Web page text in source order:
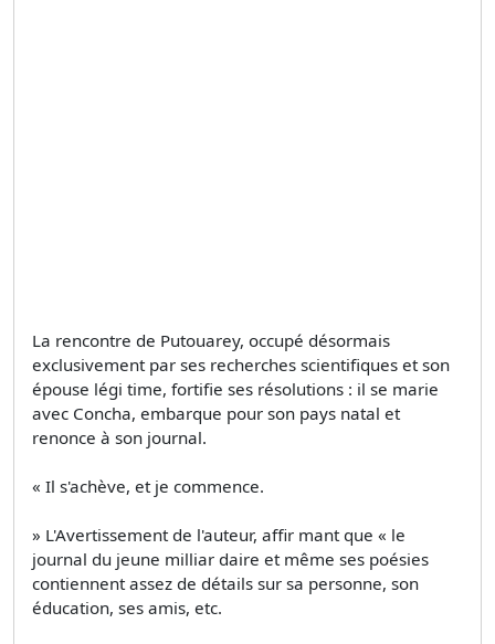
La rencontre de Putouarey, occupé désormais
exclusivement par ses recherches scientifiques et son
épouse légi­ time, fortifie ses résolutions : il se marie
avec Concha, embarque pour son pays natal et
renonce à son journal.
« Il s'achève, et je commence.
» L'Avertissement de l'auteur, affir­ mant que « le
journal du jeune milliar­ daire et même ses poésies
contiennent assez de détails sur sa personne, son
éducation, ses amis, etc.